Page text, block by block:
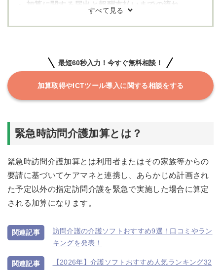
加算に関する届出と報酬支払いまでの流れ
3.介護給付費算定に係る体制等(加算)に関する届出の
書類に記入し申請
4.算定開始
「LIFE」対応介護ソフト8選！
で対応可
２.ほのぼのNEXT
３.ワイズマンシステムSP
５.ファーストケア
６.ケア樹
最短60秒入力！今すぐ無料相談！
加算取得やICTツール導入に関する相談をする
緊急時訪問介護加算とは？
緊急時訪問介護加算とは利用者またはその家族等からの
要請に基づいてケアマネと連携し、あらかじめ計画され
た予定以外の指定訪問介護を緊急で実施した場合に算定
される加算になります。
訪問介護の介護ソフトおすすめ9選！口コミやラン
キングを発表！
【2026年】介護ソフトおすすめ人気ランキング32